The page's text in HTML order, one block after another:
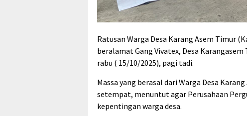
Ratusan Warga Desa Karang Asem Timur
beralamat Gang Vivatex, Desa
rabu ( 15/10/2025), pagi tadi.
Massa yang berasal dari Warga Desa
setempat, menuntut agar Perusahaan
kepentingan warga desa.